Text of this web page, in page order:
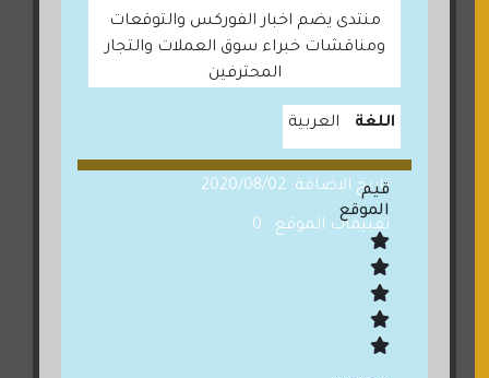
منتدى يضم اخبار الفوركس والتوقعات
ومناقشات خبراء سوق العملات والتجار
المحترفين
اللغة العربية
تاريخ الاضافة: 2020/08/02
تقييمات الموقع : 0
قيم
الموقع